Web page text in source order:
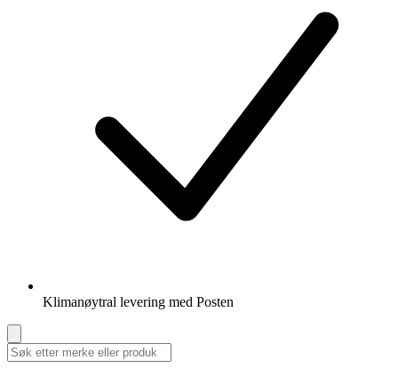
Klimanøytral levering med Posten